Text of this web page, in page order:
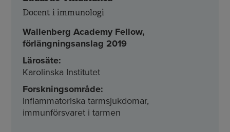
Docent i immunologi
Wallenberg Academy Fellow,
förlängningsanslag 2019
Lärosäte:
Karolinska Institutet
Forskningsområde:
Inflammatoriska tarmsjukdomar,
immunförsvaret i tarmen